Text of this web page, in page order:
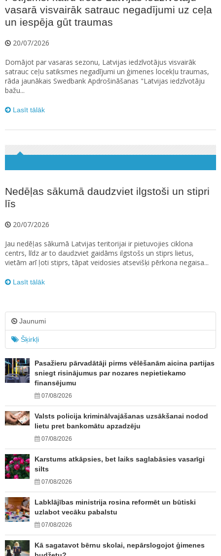
vasarā visvairāk satrauc negadījumi uz ceļa
un iespēja gūt traumas
20/07/2026
Domājot par vasaras sezonu, Latvijas iedzīvotājus visvairāk
satrauc ceļu satiksmes negadījumi un ģimenes locekļu traumas,
rāda jaunākais Swedbank Apdrošināšanas "Latvijas iedzīvotāju
bažu...
Lasīt tālāk
Nedēļas sākumā daudzviet ilgstoši un stipri
līs
20/07/2026
Jau nedēļas sākumā Latvijas teritorijai ir pietuvojies ciklona
centrs, līdz ar to daudzviet gaidāms ilgstošs un stiprs lietus,
vietām arī ļoti stiprs, tāpat veidosies atsevišķi pērkona negaisa...
Lasīt tālāk
Jaunumi
Šķirkļi
Pasažieru pārvadātāji pirms vēlēšanām aicina partijas
sniegt risinājumus par nozares nepietiekamo
finansējumu
07/08/2026
Valsts policija kriminālvajāšanas uzsākšanai nodod
lietu pret bankomātu apzadzēju
07/08/2026
Karstums atkāpsies, bet laiks saglabāsies vasarīgi
silts
07/08/2026
Labklājības ministrija rosina reformēt un būtiski
uzlabot vecāku pabalstu
07/08/2026
Kā sagatavot bērnu skolai, nepārslogojot ģimenes